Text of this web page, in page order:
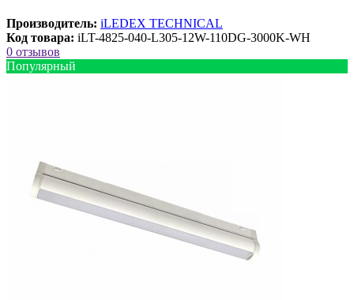
Производитель: iLEDEX TECHNICAL
Код товара: iLT-4825-040-L305-12W-110DG-3000K-WH
0 отзывов
Популярный